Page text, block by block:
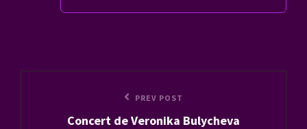
PREV POST
Concert de Veronika Bulycheva